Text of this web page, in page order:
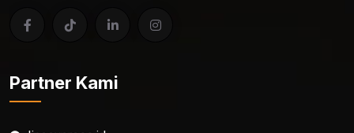
Partner Kami